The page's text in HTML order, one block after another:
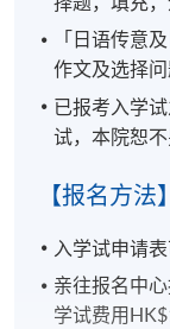
「日语传意
作文及选择
已报考入学
试，本院恕不
【报名方法】
入学试申请
亲往报名中
学试费用